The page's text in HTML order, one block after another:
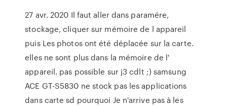
27 avr. 2020 Il faut aller dans paramére,
stockage, cliquer sur mémoire de l appareil
puis Les photos ont été déplacée sur la carte.
elles ne sont plus dans la mémoire de l'
appareil. pas possible sur j3 cdlt ;) samsung
ACE GT-S5830 ne stock pas les applications
dans carte sd pourquoi Je n'arrive pas à les